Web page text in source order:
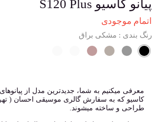
پیانو کاسیو S120 Plus
اتمام موجودی
رنگ بندی : مشکی براق
معرفی میکنیم به شما، جدیدترین مدل از
کاسیو که به سفارش گالری موسیقی احسان (
طراحی و ساخته میشوند.